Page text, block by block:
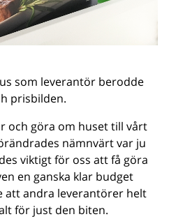
som leverantör berodde
prisbilden.
och göra om huset till vårt
nämnvärt var ju
viktigt för oss att få göra
en ganska klar budget
att andra leverantörer helt
för just den biten.